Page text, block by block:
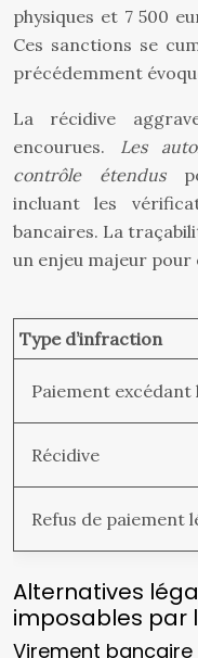
physiques et 7 500
Ces sanctions se
précédemment
La récidive
encourues. Les
contrôle étendus
incluant les
bancaires. La
un enjeu majeur pour
Type d’infraction
Paiement excédant
Récidive
Refus de paiement
Alternatives
imposables par
Virement bancaire